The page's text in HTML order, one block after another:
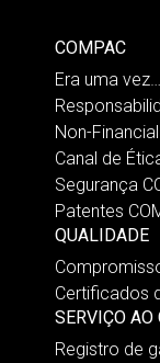
COMPAC
Era uma vez…
Non-
Canal de
Segurança
Patentes
QUALIDADE
Certificados
SERVIÇO AO
Registro de